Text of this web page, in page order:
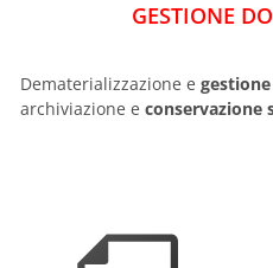
GESTIONE
Dematerializzazione e
archiviazione e conservazione